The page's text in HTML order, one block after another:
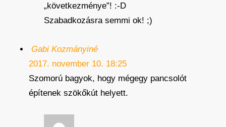
„következménye”! :-D
Szabadkozásra semmi ok! ;)
Gabi Kozmányiné
2017. november 10. 18:25
Szomorú bagyok, hogy mégegy pancsolót
építenek szökőkút helyett.